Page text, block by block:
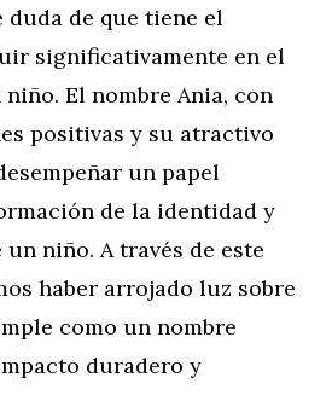
duda de que tiene el
significativamente en el
El nombre Ania, con
positivas y su atractivo
un papel
de la identidad y
niño. A través de este
haber arrojado luz sobre
como un nombre
duradero y